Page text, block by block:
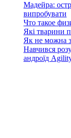
Мадейра:
випробувати
Что такое
Які тварини
Як не можна
Навчився
андроїд